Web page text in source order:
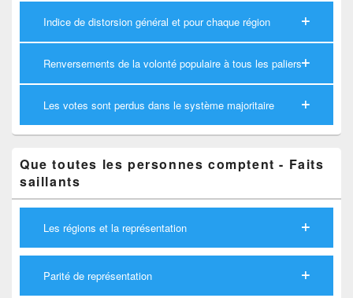
Indice de distorsion général et pour chaque région
Renversements de la volonté populaire à tous les paliers
Les votes sont perdus dans le système majoritaire
Que toutes les personnes comptent - Faits
saillants
Les régions et la représentation
Parité de représentation